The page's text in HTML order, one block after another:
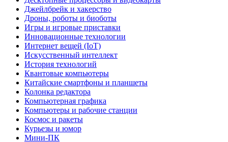
Джейлбрейк и хакерство
Дроны, роботы и биоботы
Игры и игровые приставки
Инновационные технологии
Интернет вещей (IoT)
Искусственный интеллект
История технологий
Квантовые компьютеры
Китайские смартфоны и планшеты
Колонка редактора
Компьютерная графика
Компьютеры и рабочие станции
Космос и ракеты
Курьезы и юмор
Мини-ПК